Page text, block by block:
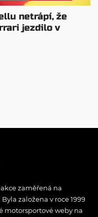
netrápí, že
jezdilo v
zaměřená na
založena v roce 1999
motorsportové weby na